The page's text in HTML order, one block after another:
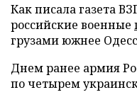
Как писала газета
российские военные
грузами южнее
Днем ранее армия
по четырем